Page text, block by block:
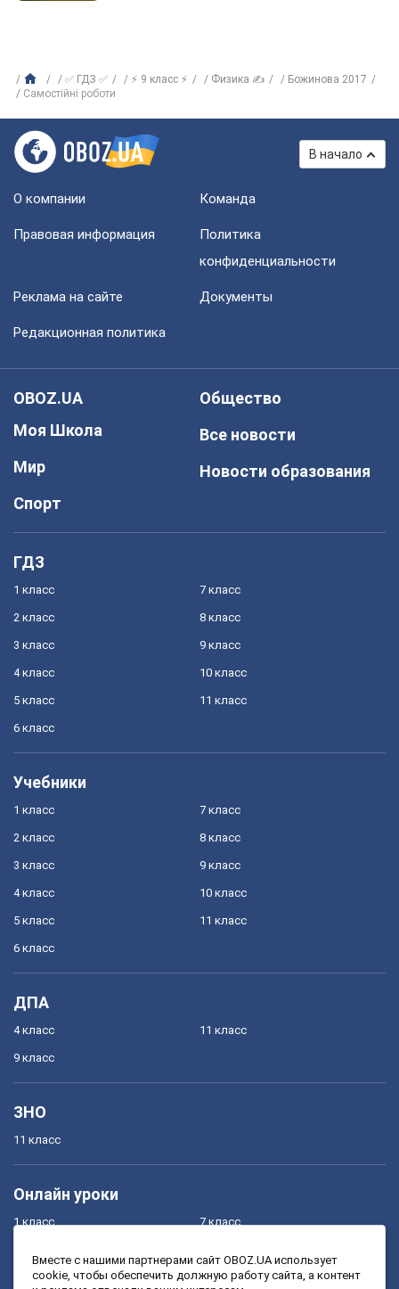
✅ ГДЗ ✅ ⚡ 9 класс ⚡ Физика ✍
Божинова 2017
Самостійні роботи
В начало
О компании Команда
Правовая информация
Политика
конфиденциальности
Реклама на сайте Документы
Редакционная политика
OBOZ.UA
Моя Школа
Мир
Спорт
Общество
Все новости
Новости образования
ГДЗ
1 класс
2 класс
3 класс
4 класс
5 класс
6 класс
7 класс
8 класс
9 класс
10 класс
11 класс
Учебники
1 класс
2 класс
3 класс
4 класс
5 класс
6 класс
7 класс
8 класс
9 класс
10 класс
11 класс
ДПА
4 класс
9 класс
11 класс
ЗНО
11 класс
Онлайн уроки
1 класс
3 класс
7 класс
9 класс
Вместе с нашими партнерами сайт OBOZ.UA использует
cookie, чтобы обеспечить должную работу сайта, а контент